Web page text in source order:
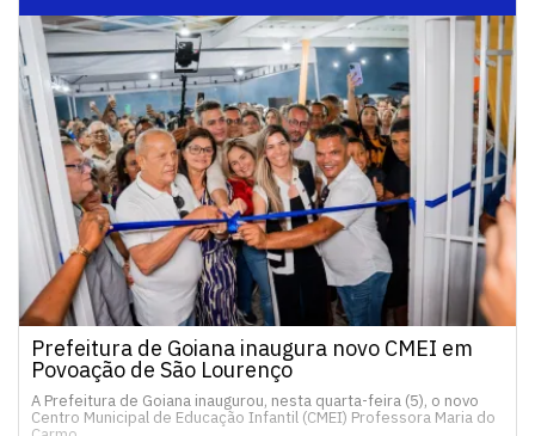
Prefeitura de Goiana inaugura novo CMEI em
Povoação de São Lourenço
A Prefeitura de Goiana inaugurou, nesta quarta-feira (5), o novo
Centro Municipal de Educação Infantil (CMEI) Professora Maria do